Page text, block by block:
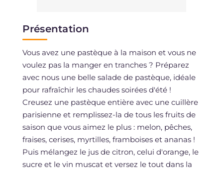
Présentation
Vous avez une pastèque à la maison et vous ne
voulez pas la manger en tranches ? Préparez
avec nous une belle salade de pastèque, idéale
pour rafraîchir les chaudes soirées d'été !
Creusez une pastèque entière avec une cuillère
parisienne et remplissez-la de tous les fruits de
saison que vous aimez le plus : melon, pêches,
fraises, cerises, myrtilles, framboises et ananas !
Puis mélangez le jus de citron, celui d'orange, le
sucre et le vin muscat et versez le tout dans la